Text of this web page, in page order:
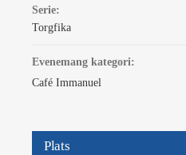
Serie:
Torgfika
Evenemang kategori:
Café Immanuel
Plats